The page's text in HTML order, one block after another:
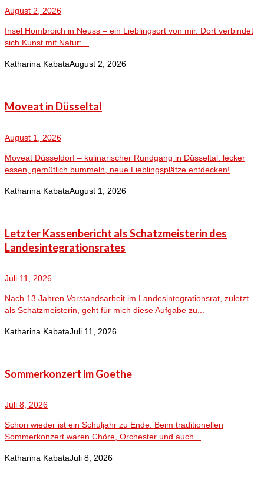
August 2, 2026
Insel Hombroich in Neuss – ein Lieblingsort von mir. Dort verbindet
sich Kunst mit Natur:...
Katharina KabataAugust 2, 2026
Moveat in Düsseltal
August 1, 2026
Moveat Düsseldorf – kulinarischer Rundgang in Düsseltal: lecker
essen, gemütlich bummeln, neue Lieblingsplätze entdecken!
Katharina KabataAugust 1, 2026
Letzter Kassenbericht als Schatzmeisterin des
Landesintegrationsrates
Juli 11, 2026
Nach 13 Jahren Vorstandsarbeit im Landesintegrationsrat, zuletzt
als Schatzmeisterin, geht für mich diese Aufgabe zu...
Katharina KabataJuli 11, 2026
Sommerkonzert im Goethe
Juli 8, 2026
Schon wieder ist ein Schuljahr zu Ende. Beim traditionellen
Sommerkonzert waren Chöre, Orchester und auch...
Katharina KabataJuli 8, 2026